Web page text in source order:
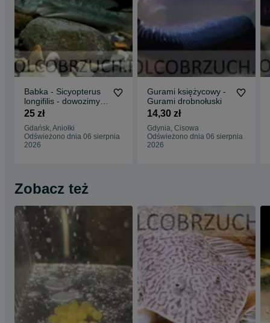
Babka - Sicyopterus
longifilis - dowozimy,
wysyłamy
25 zł
Gdańsk, Aniołki
Odświeżono dnia 06 sierpnia
2026
Gurami księżycowy -
Gurami drobnołuski
14,30 zł
Gdynia, Cisowa
Odświeżono dnia 06 sierpnia
2026
Zobacz też